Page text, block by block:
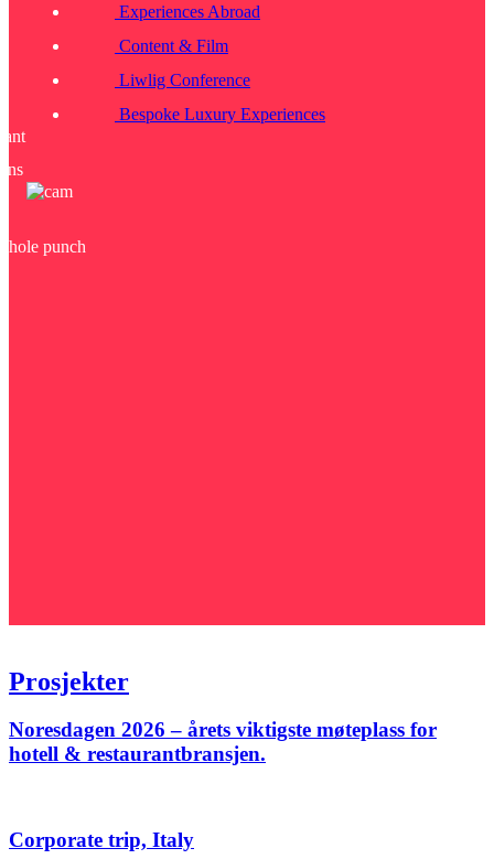
Experiences Abroad
Content & Film
Liwlig Conference
Bespoke Luxury Experiences
Prosjekter
Noresdagen 2026 – årets viktigste møteplass for
hotell & restaurantbransjen.
Corporate trip, Italy